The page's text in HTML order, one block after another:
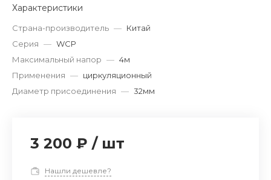
Характеристики
Страна-производитель — Китай
Серия — WCP
Максимальный напор — 4м
Применения — циркуляционный
Диаметр присоединения — 32мм
3 200 ₽ / шт
Нашли дешевле?